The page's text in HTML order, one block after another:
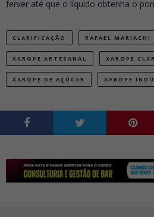
ferver até que o líquido obtenha o
CLARIFICAÇÃO RAFAEL MARIACHI
XAROPE ARTESANAL XAROPE
XAROPE DE AÇÚCAR XAROPE